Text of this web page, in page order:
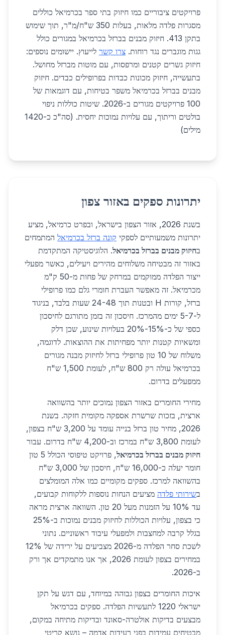
פרויקטים ציבוריים כמו חיזוק בתי ספר בכרמיאל כוללים
מסגרות פלדה מלאות, בעלות 350 ש"ח/מ"ר, תוך שימוש
בתקן 413. חיזוק מבנים בברזל בכרמיאל במגורים כולל
גגות מוגברים נגד רוחות. צרו קשר לייעוץ. יישומים נוספים:
חיזוק גשרים קטנים ומרפסות, עם מוטות מברזל מחושל.
בתעשייה, חיזוק מכונות כבדות בפרופילים כבדים. חיזוק
מבנים בברזל בכרמיאל משפר בטיחות, עם דוגמאות של
100 פרויקטים מגורים ב-2026. שיטות כוללות ניפוי
בולטים וריתוך, עם עלויות נמוכות יחסית. (סה"כ כ-1420
מילים)
יתרונות ספקים באזור צפון
בשנת 2026, אזור הצפון בישראל, ובפרט כרמיאל, מציע
יתרונות משמעותיים לספקי קונה ברזל בכרמיאל המתמחים
בחיזוק מבנים בברזל בכרמיאל. הלוגיסטיקה המתקדמת
באזור זה מבטיחה משלוחים מהירים ויעילים, כאשר מפעלי
ייצור הפלדה ממוקמים במרחק של פחות מ-50 ק"מ
מכרמיאל. זה מאפשר העברת חומרי גלם כמו פרופילי
ברזל, קורות H ובטנות תוך 24-48 שעות בלבד, בניגוד
ל-5-7 ימים מהמרכז. חיסכון זה בזמן מתורגם לחיסכון
כספי של כ-15%-20% בעלויות שינוע, שכן דלק
ומשאיות קטנות יותר מפחיתות את ההוצאות. לדוגמה,
משלוח של 10 טון פרופילי ברזל לחיזוק מבנה מגורים
בכרמיאל עולה רק 800 ש"ח, לעומת 1,500 ש"ח
ממפעלים בדרום.
מחירי החומרים באזור הצפון נמוכים יותר בהשוואה
ארצית, בזכות שרשרת אספקה מקומית חזקה. בשנת
2026, מחיר טון ברזל בנייה עומד על 3,200 ש"ח בצפון,
לעומת 3,800 ש"ח במרכז וב-4,200 ש"ח בדרום. עבור
חיזוק מבנים בברזל בכרמיאל
, פרויקט טיפוסי הכולל 5 טון
חומר יעלה כ-16,000 ש"ח, חיסכון של 3,000 ש"ח
בהשוואה למרכז. ספקים מקומיים כמו אלה המומלצים
בשירותי פלדה מציעים הנחות נוספות ללקוחות קבועים,
עד 10% על הזמנות מעל 20 טון. השוואה ארצית מראה
כי בצפון, עלויות הכוללות לחיזוק מבנים נמוכות ב-25%
בגלל קרבה למחצבות ולמפעלי עיבוד ראשוניים. נתוני
לשכת סחר הפלדה מ-2026 מצביעים על ירידה של 12%
במחירים בצפון לעומת 2026, אך אנו מתמקדים אך ורק
ב-2026.
איכות החומרים בצפון גבוהה במיוחד, עם דגש על תקן
ישראלי 1220 לתעשיות הפלדה. ספקים בכרמיאל
מבצעים בדיקות אולטרה-סאונד ובדיקות מתיחה במקום,
מבטיחים עמידות בפני רעידות אדמה – נושא קריטי